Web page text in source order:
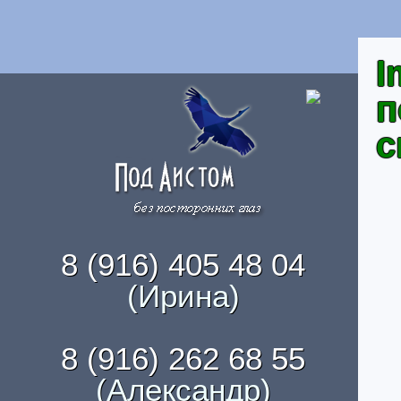
8 (916) 405 48 04
(Ирина)
8 (916) 262 68 55
(Александр)